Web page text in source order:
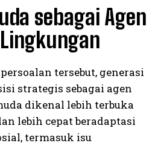
sebagai Agen
tersebut, generasi
strategis sebagai agen
dikenal lebih terbuka
lebih cepat beradaptasi
termasuk isu